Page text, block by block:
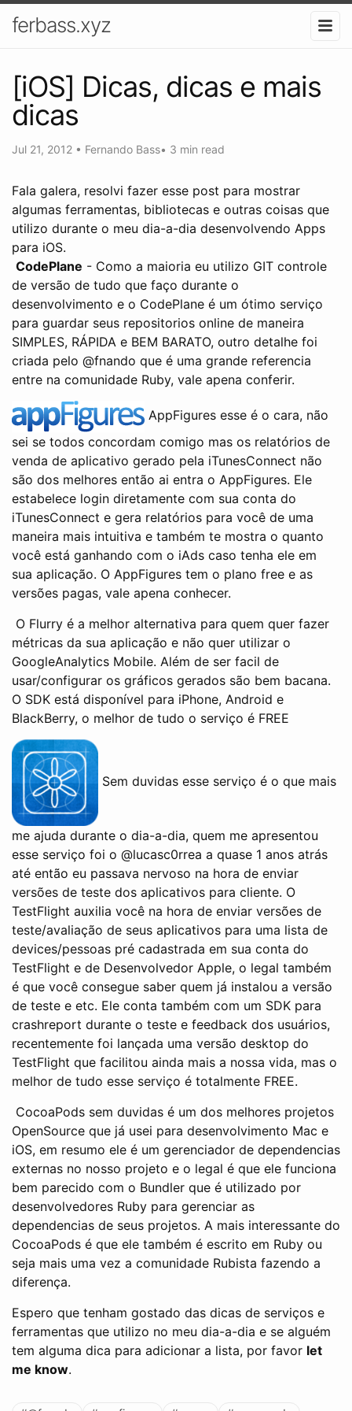
ferbass.xyz
[iOS] Dicas, dicas e mais
dicas
Jul 21, 2012 • Fernando Bass• 3 min read
Fala galera, resolvi fazer esse post para mostrar
algumas ferramentas, bibliotecas e outras coisas que
utilizo durante o meu dia-a-dia desenvolvendo Apps
para iOS.
CodePlane - Como a maioria eu utilizo GIT controle
de versão de tudo que faço durante o
desenvolvimento e o CodePlane é um ótimo serviço
para guardar seus repositorios online de maneira
SIMPLES, RÁPIDA e BEM BARATO, outro detalhe foi
criada pelo @fnando que é uma grande referencia
entre na comunidade Ruby, vale apena conferir.
AppFigures esse é o cara, não
sei se todos concordam comigo mas os relatórios de
venda de aplicativo gerado pela iTunesConnect não
são dos melhores então ai entra o AppFigures. Ele
estabelece login diretamente com sua conta do
iTunesConnect e gera relatórios para você de uma
maneira mais intuitiva e também te mostra o quanto
você está ganhando com o iAds caso tenha ele em
sua aplicação. O AppFigures tem o plano free e as
versões pagas, vale apena conhecer.
O Flurry é a melhor alternativa para quem quer fazer
métricas da sua aplicação e não quer utilizar o
GoogleAnalytics Mobile. Além de ser facil de
usar/configurar os gráficos gerados são bem bacana.
O SDK está disponível para iPhone, Android e
BlackBerry, o melhor de tudo o serviço é FREE
Sem duvidas esse serviço é o que mais
me ajuda durante o dia-a-dia, quem me apresentou
esse serviço foi o @lucasc0rrea a quase 1 anos atrás
até então eu passava nervoso na hora de enviar
versões de teste dos aplicativos para cliente. O
TestFlight auxilia você na hora de enviar versões de
teste/avaliação de seus aplicativos para uma lista de
devices/pessoas pré cadastrada em sua conta do
TestFlight e de Desenvolvedor Apple, o legal também
é que você consegue saber quem já instalou a versão
de teste e etc. Ele conta também com um SDK para
crashreport durante o teste e feedback dos usuários,
recentemente foi lançada uma versão desktop do
TestFlight que facilitou ainda mais a nossa vida, mas o
melhor de tudo esse serviço é totalmente FREE.
CocoaPods sem duvidas é um dos melhores projetos
OpenSource que já usei para desenvolvimento Mac e
iOS, em resumo ele é um gerenciador de dependencias
externas no nosso projeto e o legal é que ele funciona
bem parecido com o Bundler que é utilizado por
desenvolvedores Ruby para gerenciar as
dependencias de seus projetos. A mais interessante do
CocoaPods é que ele também é escrito em Ruby ou
seja mais uma vez a comunidade Rubista fazendo a
diferença.
Espero que tenham gostado das dicas de serviços e
ferramentas que utilizo no meu dia-a-dia e se alguém
tem alguma dica para adicionar a lista, por favor let
me know.